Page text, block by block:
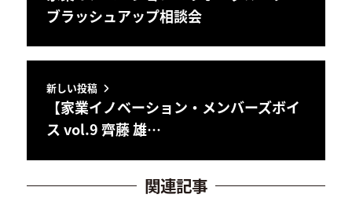
ブラッシュアップ相談会
新しい投稿
【家業イノベーション・メンバーズボイ
ス vol.9 齊藤 雄…
関連記事